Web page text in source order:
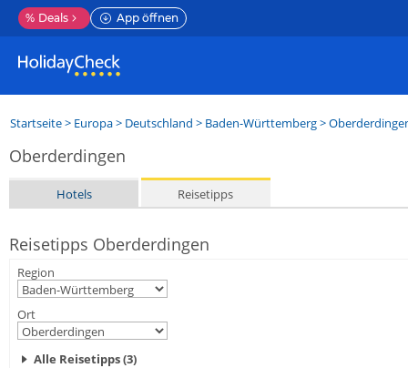
% Deals App öffnen
Startseite> Europa> Deutschland > Baden-Württemberg>
Oberderdingen
Hotels Reisetipps
Reisetipps Oberderdingen
Region
Ort
Alle Reisetipps (3)